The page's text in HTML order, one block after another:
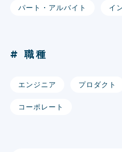
パート・アルバイト イ
# 職種
エンジニア プロダクト
コーポレート